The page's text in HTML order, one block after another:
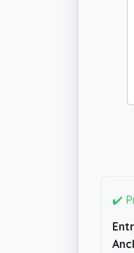
✔️